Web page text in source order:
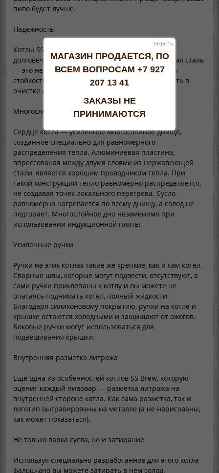
пиво будет лучше.
Надежность
Котлы SS Brew изготовлены из износостойкой,
долговечной нержавеющей стали. Нержавеющая сталь
— это не только антикоррозийность и отменная
стойкость к появлению вмятин, но также легкость в
очистке и высокая гигиеничность.
Многослойное дно
Сердце котла — усиленное многослойное днище,
созданное специально для равномерного
распределения тепла. Алюминиевая пластина,
впрессованая между двумя слоями из нержавеющей
стали, является хорошим проводником тепла. При
такой конструкции тепло равномерно распределяется,
не создавая точек локального перегрева. Сусло
равномерно нагревается по всему днищу, а солод не
подгорает. Многослойное дно незаменимо при
использовании индукционной плиты.
Усиленные ручки
Ручки на этих котлах такие же крепкие, как и сам котёл.
Сварные швы, которые могут подвести, отсутствуют, а
сами ручки приклепаны к котлу и вы можете не
опасаясь поднимать котёл, полный жидкости.
Благодаря силиконовому покрытию, ручки на котле и
крышке остаются холодными и защищают от ожогов.
Боковые ручки могут использоваться для
подвешивания крышки.
Внутренняя разметка литража
Еще одна из особенностей котлов SS Brew, которую
оценит каждый пивовар — разметка литража на
внутренней стороне котла. Как сама разметка, так и
логотип выгравированы на металле (а не нарисованы,
как может показаться).
Не только варка сусла, но и затирание
Используя специально разработанное для этого котла
фальш-дно вы можете затирать в нем солод.
закрыть
МАГАЗИН ПРОДАЕТСЯ, ПО
ВСЕМ ВОПРОСАМ +7 927
207 13 41
ЗАКАЗЫ НЕ
ПРИНИМАЮТСЯ